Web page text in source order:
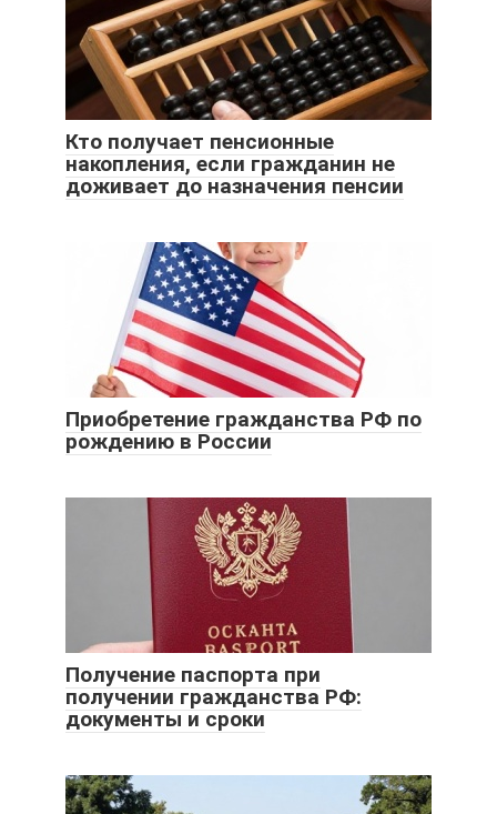
Кто получает пенсионные
накопления, если гражданин не
доживает до назначения пенсии
Приобретение гражданства РФ по
рождению в России
Получение паспорта при
получении гражданства РФ:
документы и сроки